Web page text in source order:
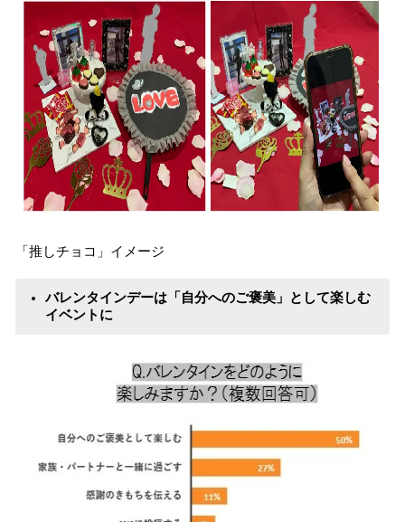
「推しチョコ」イメージ
バレンタインデーは「自分へのご褒美」として楽しむ
イベントに